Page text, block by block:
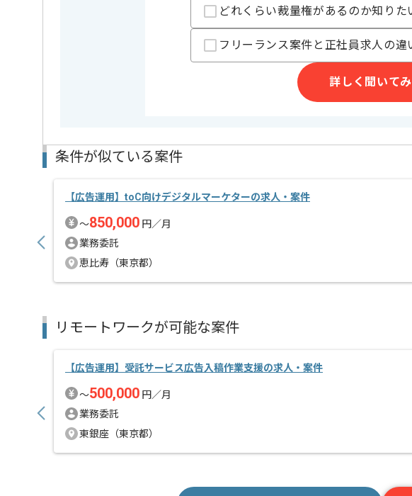
どれくらい裁量権があるのか知りた
フリーランス案件と正社員求人の違
詳しく聞いて
条件が似ている案件
【広告運用】toC向けデジタルマーケターの求人・案件
〜850,000 円／月
業務委託
恵比寿（東京都）
リモートワークが可能な案件
【広告運用】受託サービス広告入稿作業支援の求人・案件
〜500,000 円／月
業務委託
東銀座（東京都）